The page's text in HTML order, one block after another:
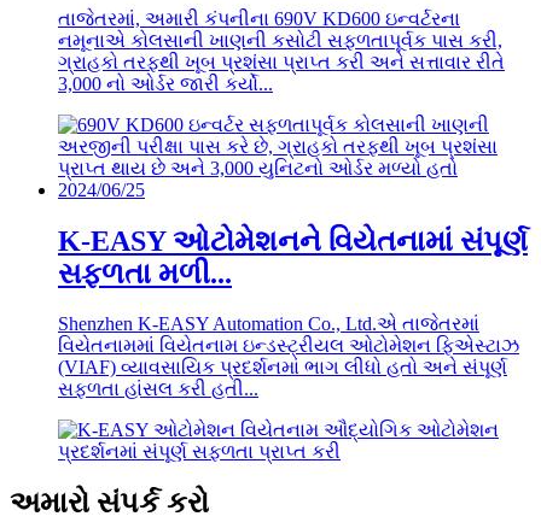
તાજેતરમાં, અમારી કંપનીના 690V KD600 ઇન્વર્ટરના
નમૂનાએ કોલસાની ખાણની કસોટી સફળતાપૂર્વક પાસ કરી,
ગ્રાહકો તરફથી ખૂબ પ્રશંસા પ્રાપ્ત કરી અને સત્તાવાર રીતે
3,000 નો ઓર્ડર જારી કર્યો...
2024/06/25
K-EASY ઓટોમેશનને વિયેતનામાં સંપૂર્ણ
સફળતા મળી...
Shenzhen K-EASY Automation Co., Ltd.એ તાજેતરમાં
વિયેતનામમાં વિયેતનામ ઇન્ડસ્ટ્રીયલ ઓટોમેશન ફિએસ્ટાઝ
(VIAF) વ્યાવસાયિક પ્રદર્શનમાં ભાગ લીધો હતો અને સંપૂર્ણ
સફળતા હાંસલ કરી હતી...
અમારો સંપર્ક કરો